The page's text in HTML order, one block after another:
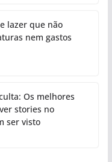
lazer que não
nem gastos
Os melhores
stories no
ser visto